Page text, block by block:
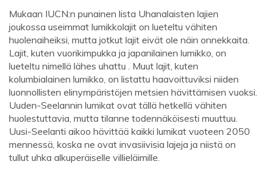
Mukaan IUCN:n punainen lista Uhanalaisten lajien
joukossa useimmat lumikkolajit on lueteltu vähiten
huolenaiheiksi, mutta jotkut lajit eivät ole näin onnekkaita.
Lajit, kuten vuorikimpukka ja japanilainen lumikko, on
lueteltu nimellä lähes uhattu . Muut lajit, kuten
kolumbialainen lumikko, on listattu haavoittuviksi niiden
luonnollisten elinympäristöjen metsien hävittämisen vuoksi.
Uuden-Seelannin lumikat ovat tällä hetkellä vähiten
huolestuttavia, mutta tilanne todennäköisesti muuttuu.
Uusi-Seelanti aikoo hävittää kaikki lumikat vuoteen 2050
mennessä, koska ne ovat invasiivisia lajeja ja niistä on
tullut uhka alkuperäiselle villieläimille.